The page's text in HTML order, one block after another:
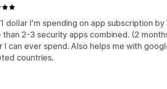
dollar I'm spending on app subscription
than 2-3 security apps combined. (2
I can ever spend. Also helps me with
countries.